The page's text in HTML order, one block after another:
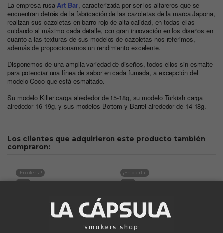
La empresa rusaArt Bar, caracterizada por ser los alfareros que se
encuentran detrás de la fabricación de las cazoletas de la marca Japona,
realizan sus cazoletas en barro rojo de alta calidad, en todas ellas
cuidando al máximo cada detalle, con gran innovación en los diseños en
cuanto a las texturas de sus modelos de cazoletas nos referimos,
además de proporcionarnos un rendimiento excelente.
Disponemos de una amplia variedad de diseños, todos ellos sin esmalte
para potenciar una línea de sabor en cada fumada, a excepción del
modelo Coco que está esmaltado.
Su modelo Killer carga alrededor de 15-18g, su modelo Turkish carga
alrededor 16-19g, y sus modelos Bottom y Barrel alrededor de 14-18g.
Los clientes que adquirieron este producto también
compraron:
¡En oferta!
¡En oferta!